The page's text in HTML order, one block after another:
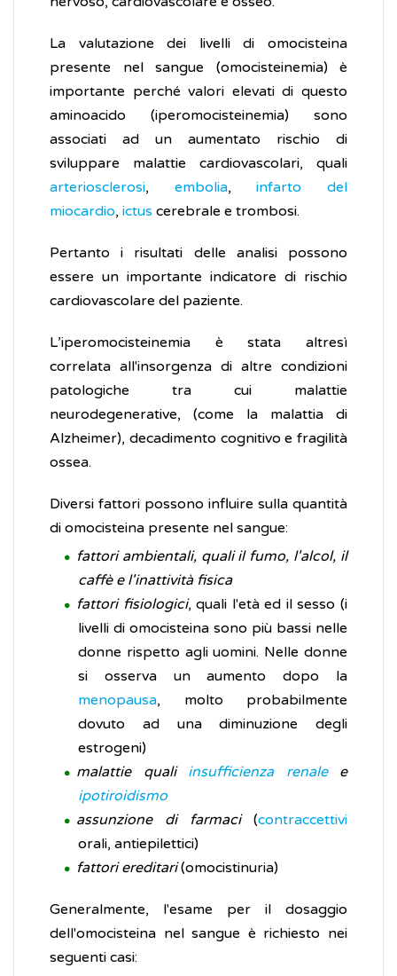
La valutazione dei livelli di omocisteina
presente nel sangue (omocisteinemia) è
importante perché valori elevati di questo
aminoacido (iperomocisteinemia) sono
associati ad un aumentato rischio di
sviluppare malattie cardiovascolari, quali
arteriosclerosi, embolia,infarto del
miocardio, ictus cerebrale e trombosi.
Pertanto i risultati delle analisi possono
essere un importante indicatore di rischio
cardiovascolare del paziente.
L’iperomocisteinemia è stata altresì
correlata all'insorgenza di altre condizioni
patologiche tra cui malattie
neurodegenerative, (come la malattia di
Alzheimer), decadimento cognitivo e fragilità
ossea.
Diversi fattori possono influire sulla quantità
di omocisteina presente nel sangue:
fattori ambientali, quali il fumo, l'alcol, il
caffè e l'inattività fisica
fattori fisiologici, quali l'età ed il sesso (i
livelli di omocisteina sono più bassi nelle
donne rispetto agli uomini. Nelle donne
si osserva un aumento dopo la
menopausa, molto probabilmente
dovuto ad una diminuzione degli
estrogeni)
malattie quali insufficienza renalee
ipotiroidismo
assunzione di farmaci(contraccettivi
orali, antiepilettici)
fattori ereditari(omocistinuria)
Generalmente, l'esame per il dosaggio
dell'omocisteina nel sangue è richiesto nei
seguenti casi: